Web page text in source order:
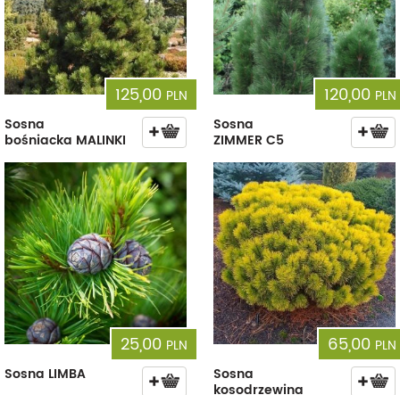
125,00 PLN
Sosna
bośniacka MALINKI
120,00 PLN
Sosna
ZIMMER C5
25,00 PLN
Sosna LIMBA
65,00 PLN
Sosna
kosodrzewina